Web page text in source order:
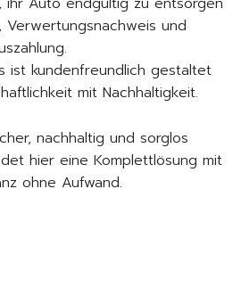
Verwertungsnachweis und
ist kundenfreundlich gestaltet
mit Nachhaltigkeit.
nachhaltig und sorglos
hier eine Komplettlösung mit
ohne Aufwand.